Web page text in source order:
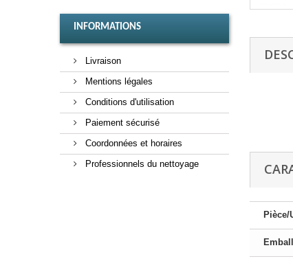
INFORMATIONS
Livraison
Mentions légales
Conditions d'utilisation
Paiement sécurisé
Coordonnées et horaires
Professionnels du nettoyage
Pièce/